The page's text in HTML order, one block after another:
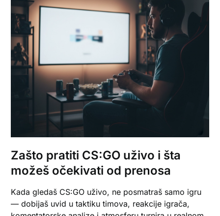
Zašto pratiti CS:GO uživo i šta
možeš očekivati od prenosa
Kada gledaš CS:GO uživo, ne posmatraš samo igru
— dobijaš uvid u taktiku timova, reakcije igrača,